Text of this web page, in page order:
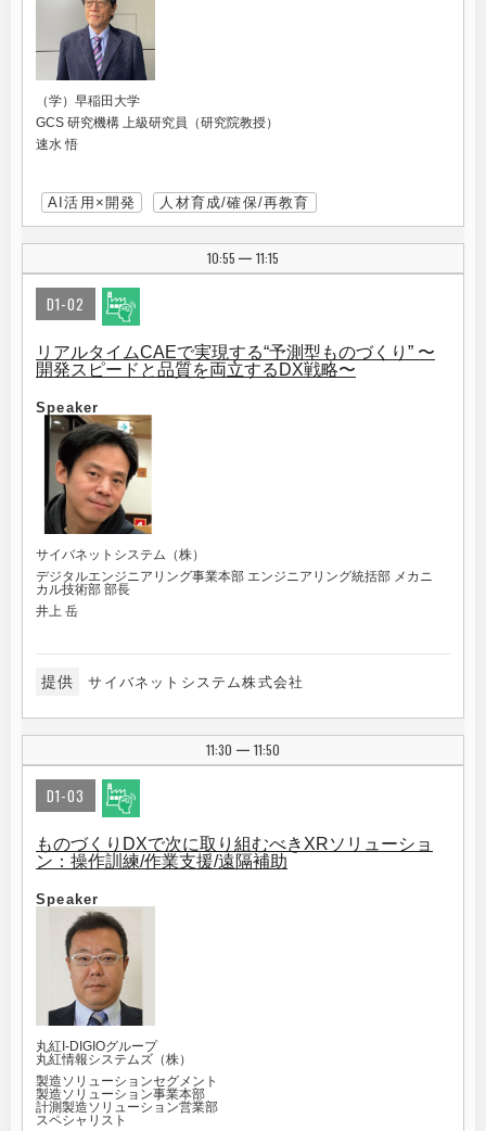
（学）早稲田大学
GCS 研究機構 上級研究員（研究院教授）
速水 悟
AI活用×開発 人材育成/確保/再教育
10:55 | 11:15
D1-02
リアルタイムCAEで実現する“予測型ものづくり” 〜
開発スピードと品質を両立するDX戦略〜
Speaker
サイバネットシステム（株）
デジタルエンジニアリング事業本部 エンジニアリング統括部 メカニ
カル技術部 部長
井上 岳
提供 サイバネットシステム株式会社
11:30 | 11:50
D1-03
ものづくりDXで次に取り組むべきXRソリューショ
ン：操作訓練/作業支援/遠隔補助
Speaker
丸紅I-DIGIOグループ
丸紅情報システムズ（株）
製造ソリューションセグメント
製造ソリューション事業本部
計測製造ソリューション営業部
スペシャリスト